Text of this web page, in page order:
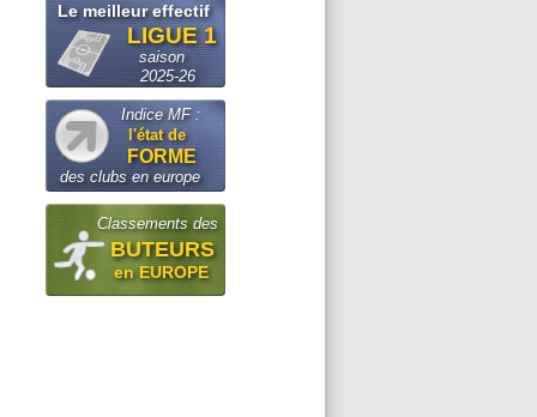
Le meilleur effectif
LIGUE 1
saison
2025-26
Indice MF :
l'état de
FORME
des clubs en europe
Classements des
BUTEURS
en EUROPE